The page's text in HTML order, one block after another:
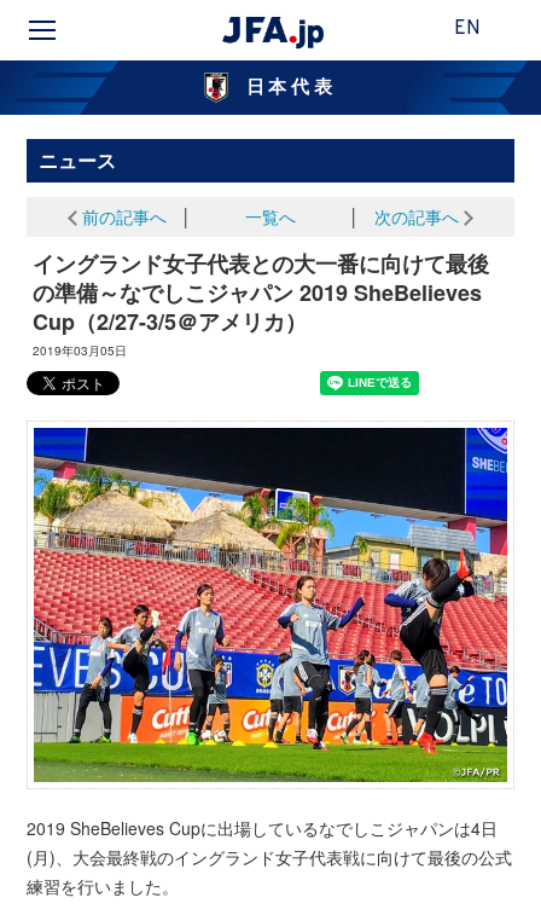
EN
日本代表
ニュース
前の記事へ 一覧へ 次の記事へ
イングランド女子代表との大一番に向けて最後
の準備～なでしこジャパン 2019 SheBelieves
Cup（2/27-3/5＠アメリカ）
2019年03月05日
2019 SheBelieves Cupに出場しているなでしこジャパンは4日
(月)、大会最終戦のイングランド女子代表戦に向けて最後の公式
練習を行いました。